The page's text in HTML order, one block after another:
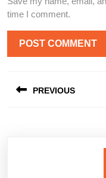
time I comment.
navigation
PREVIOUS